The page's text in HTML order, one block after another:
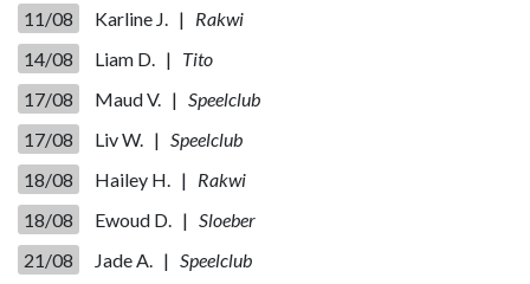
11/08
Karline J. | Rakwi
14/08
Liam D. | Tito
17/08
Maud V. | Speelclub
17/08
Liv W. | Speelclub
18/08
Hailey H. | Rakwi
18/08
Ewoud D. | Sloeber
21/08
Jade A. | Speelclub